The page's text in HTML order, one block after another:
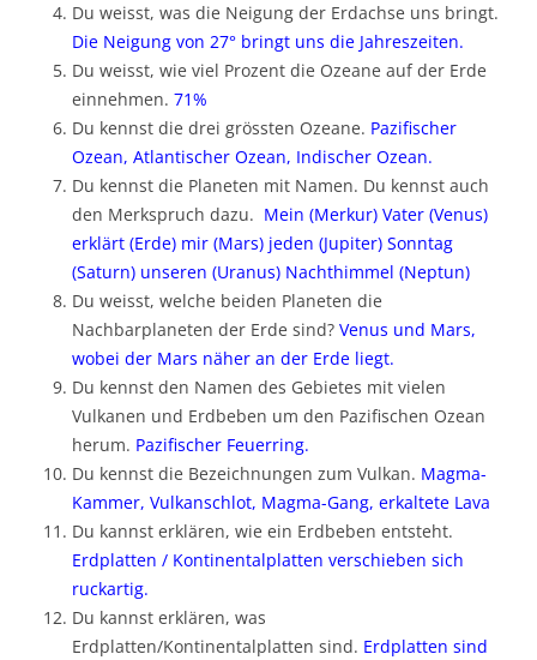
Du weisst, was die Neigung der Erdachse uns bringt.
Die Neigung von 27° bringt uns die Jahreszeiten.
Du weisst, wie viel Prozent die Ozeane auf der Erde
einnehmen. 71%
Du kennst die drei grössten Ozeane. Pazifischer
Ozean, Atlantischer Ozean, Indischer Ozean.
Du kennst die Planeten mit Namen. Du kennst auch
den Merkspruch dazu. Mein (Merkur) Vater (Venus)
erklärt (Erde) mir (Mars) jeden (Jupiter) Sonntag
(Saturn) unseren (Uranus) Nachthimmel (Neptun)
Du weisst, welche beiden Planeten die
Nachbarplaneten der Erde sind? Venus und Mars,
wobei der Mars näher an der Erde liegt.
Du kennst den Namen des Gebietes mit vielen
Vulkanen und Erdbeben um den Pazifischen Ozean
herum. Pazifischer Feuerring.
Du kennst die Bezeichnungen zum Vulkan. Magma-
Kammer, Vulkanschlot, Magma-Gang, erkaltete Lava
Du kannst erklären, wie ein Erdbeben entsteht.
Erdplatten / Kontinentalplatten verschieben sich
ruckartig.
Du kannst erklären, was
Erdplatten/Kontinentalplatten sind. Erdplatten sind